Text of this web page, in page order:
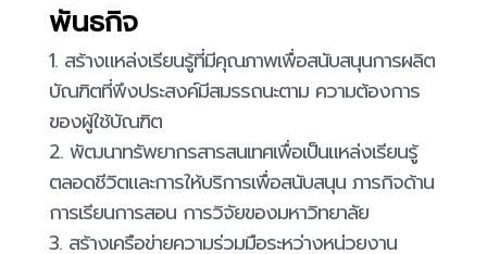
พันธกิจ
1. สร้างแหล่งเรียนรู้ที่มีคุณภาพเพื่อสนับสนุนการผลิต
บัณฑิตที่พึงประสงค์มีสมรรถนะตาม ความต้องการ
ของผู้ใช้บัณฑิต
2. พัฒนาทรัพยากรสารสนเทศเพื่อเป็นแหล่งเรียนรู้
ตลอดชีวิตและการให้บริการเพื่อสนับสนุน ภารกิจด้าน
การเรียนการสอน การวิจัยของมหาวิทยาลัย
3. สร้างเครือข่ายความร่วมมือระหว่างหน่วยงาน